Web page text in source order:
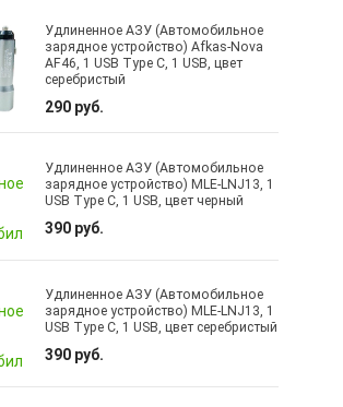
Удлиненное АЗУ (Автомобильное
зарядное устройство) Afkas-Nova
AF46, 1 USB Type C, 1 USB, цвет
серебристый
290 руб.
Удлиненное АЗУ (Автомобильное
зарядное устройство) MLE-LNJ13, 1
USB Type C, 1 USB, цвет черный
390 руб.
Удлиненное АЗУ (Автомобильное
зарядное устройство) MLE-LNJ13, 1
USB Type C, 1 USB, цвет серебристый
390 руб.